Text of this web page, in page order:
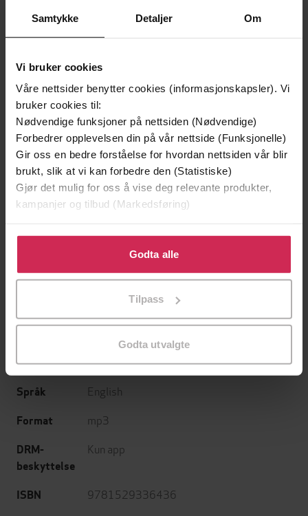
Samtykke Detaljer Om
Vi bruker cookies
Våre nettsider benytter cookies (informasjonskapsler). Vi
bruker cookies til:
Nødvendige funksjoner på nettsiden (Nødvendige)
Forbedrer opplevelsen din på vår nettside (Funksjonelle)
Gir oss en bedre forståelse for hvordan nettsiden vår blir
brukt, slik at vi kan forbedre den (Statistiske)
Gjør det mulig for oss å vise deg relevante produkter,
kampanjer og tilbud (Markedsføring)
Klikk på «Godta alle» for å gi oss ditt samtykke til å
bruke cookies for alle disse formålene. Du kan også
tilpasse ditt samtykke til spesifikke formål ved å klikke
Godta alle
Tilpass
Godta utvalgte
129,-
Minnesota
Jo Nesbø
EBOK
Utskudd
Jørn Lier Horst
EBOK
Forfattere
(innleser)
Forlag Hodder & Stoughton
11.11.2021
Sjanger Krim
Språk English
Format mp3
DRM-
beskyttelse
Kun app
ISBN 9781529336436